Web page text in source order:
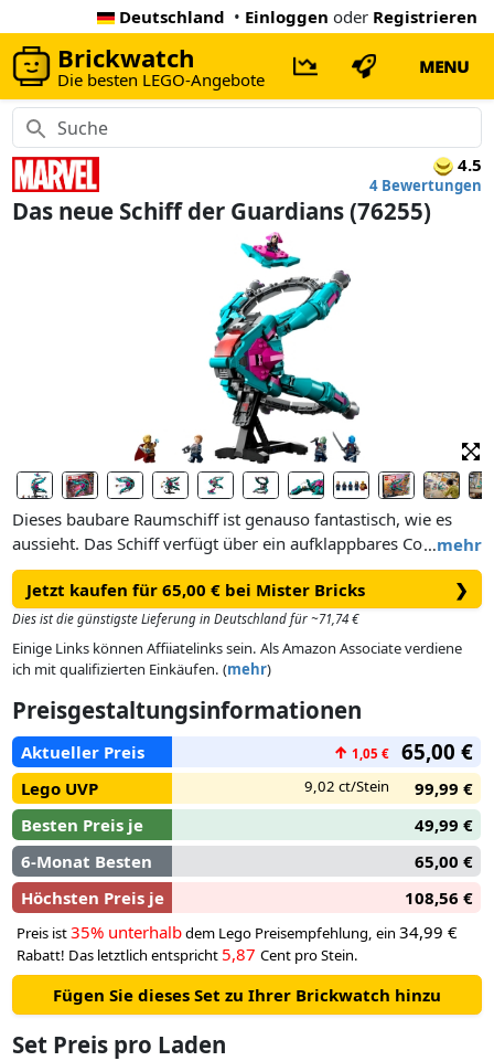
Deutschland • Einloggen oder Registrieren
Brickwatch
Die besten LEGO-Angebote
MENU
4.5
4 Bewertungen
Das neue Schiff der Guardians (76255)
…mehr
Dieses baubare Raumschiff ist genauso fantastisch, wie es
aussieht. Das Schiff verfügt über ein aufklappbares Cockpit
für 3 Minifiguren, einen geheimen Laderaum für eine weitere
Minifigur, Staufächer für Ausrüstung und Zubehör sowie 2
kleine Raumschiffe, die man vom Mutterschiff abkoppeln
kann. Das Set beinhaltet außerdem 5 Minifiguren aus dem
Film: Mantis, Drax, Star-Lord, Nebula und Adam Warlock.
zischen lassen. Und nach dem Spielen kann man das
imposante Schiff auf dem Ständer im Kinderzimmer
ausstellen.
Jetzt kaufen für 65,00 € bei Mister Bricks ❯
Dies ist die günstigste Lieferung in Deutschland für ~71,74 €
Einige Links können Affiiatelinks sein. Als Amazon Associate verdiene
ich mit qualifizierten Einkäufen. (mehr)
Preisgestaltungsinformationen
Aktueller Preis ↑ 1,05 € 65,00 €
Lego UVP 9,02 ct/Stein
99,99 €
Besten Preis je
49,99 €
6-Monat Besten
65,00 €
Höchsten Preis je
108,56 €
Preis ist35% unterhalbdem Lego Preisempfehlung, ein 34,99 €
Rabatt! Das letztlich entspricht 5,87 Cent pro Stein.
Fügen Sie dieses Set zu Ihrer Brickwatch hinzu
Set Preis pro Laden